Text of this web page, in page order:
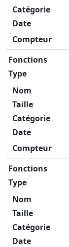
Catégorie
Date
Compteur
Fonctions
Type
Nom
Taille
Catégorie
Date
Compteur
Fonctions
Type
Nom
Taille
Catégorie
Date